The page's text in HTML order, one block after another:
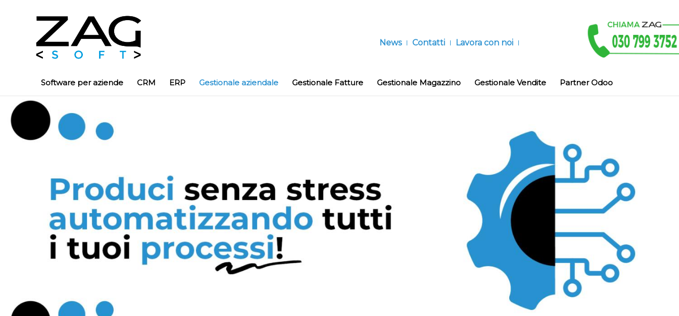
News Contatti Lavora con noi
Software per aziende CRM ERP Gestionale aziendale Gestionale Fatture Gestionale Magazzino Gestionale Vendite Partner Odoo